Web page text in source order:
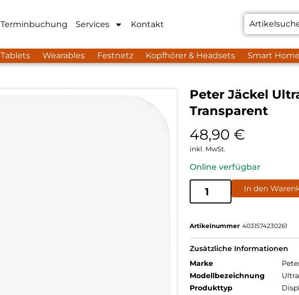
Terminbuchung Services Kontakt
Tablets Wearables Festnetz Kopfhörer & Headsets Smart
Peter Jäckel
Transparent
48,90 €
inkl. MwSt.
Online verfügbar
In den
Artikelnummer 4031574230261
Zusätzliche Informationen
Marke
Modellbezeichnung
Produkttyp